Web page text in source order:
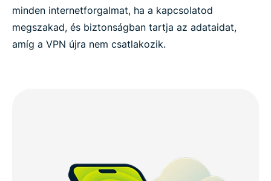
minden internetforgalmat, ha a kapcsolatod
megszakad, és biztonságban tartja az adataidat,
amíg a VPN újra nem csatlakozik.